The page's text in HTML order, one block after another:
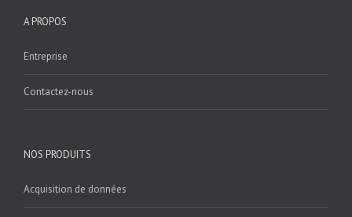
A PROPOS
Entreprise
Contactez-nous
NOS PRODUITS
Acquisition de données